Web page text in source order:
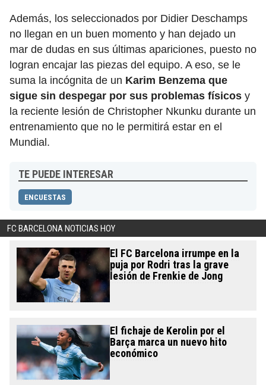
Además, los seleccionados por Didier Deschamps
no llegan en un buen momento y han dejado un
mar de dudas en sus últimas apariciones, puesto no
logran encajar las piezas del equipo. A eso, se le
suma la incógnita de un Karim Benzema que
sigue sin despegar por sus problemas físicos y
la reciente lesión de Christopher Nkunku durante un
entrenamiento que no le permitirá estar en el
Mundial.
TE PUEDE INTERESAR
ENCUESTAS
FC BARCELONA NOTICIAS HOY
El FC Barcelona irrumpe en la
puja por Rodri tras la grave
lesión de Frenkie de Jong
El fichaje de Kerolin por el
Barça marca un nuevo hito
económico